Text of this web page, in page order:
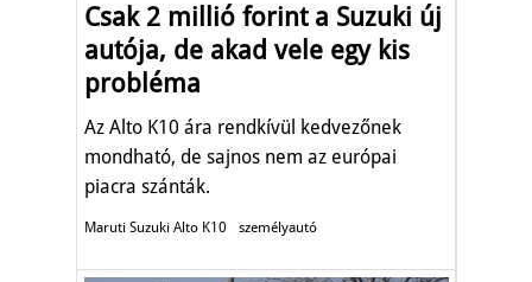
Csak 2 millió forint a Suzuki új
autója, de akad vele egy kis
probléma
Az Alto K10 ára rendkívül kedvezőnek
mondható, de sajnos nem az európai
piacra szánták.
Maruti Suzuki Alto K10 személyautó